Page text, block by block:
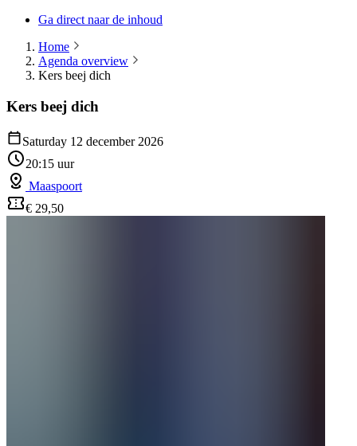
Ga direct naar de inhoud
Home
Agenda overview
Kers beej dich
Kers beej dich
Saturday 12 december 2026
20:15 uur
Maaspoort
€ 29,50